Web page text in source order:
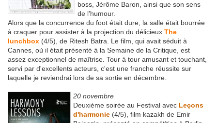
boss, Jérôme Baron, ainsi que son sens
de l'humour.
Alors que la concurrence du foot était dure, la salle était bourrée
à craquer pour assister à la projection du délicieux The
lunchbox (4/5), de Ritesh Batra. Le film, qui avait séduit à
Cannes, où il était présenté à la Semaine de la Critique, est
assez exceptionnel de maîtrise. Tour à tour amusant et touchant,
servi par d'excellents acteurs, c'est une franche réussite sur
laquelle je reviendrai lors de sa sortie en décembre.
20 novembre
Deuxième soirée au Festival avec Leçons
d'harmonie (4/5), film kazakh de Emir